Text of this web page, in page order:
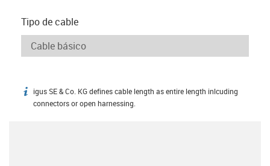
Tipo de cable
igus-icon-info
igus SE & Co. KG defines cable length as entire length inlcuding
connectors or open harnessing.